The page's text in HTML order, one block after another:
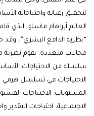
لتحقيق رغباته واحتياجاته
“نظرية الدافع البشري”،
مجالات متعددة. تقوم نظرية
سلسلة من الاحتياجات
الاحتياجات في تسلسل
المستويات: الاحتياجات
الاجتماعية، احتياجات